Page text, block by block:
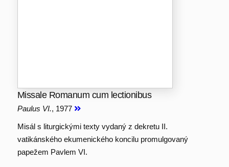
Missale Romanum cum lectionibus
Paulus VI., 1977
Misál s liturgickými texty vydaný z dekretu II.
vatikánského ekumenického koncilu promulgovaný
papežem Pavlem VI.